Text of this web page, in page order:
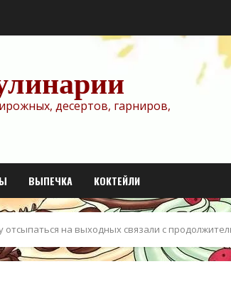
десертов, гарниров,
ВЫПЕЧКА КОКТЕЙЛИ
отсыпаться на выходных связали с